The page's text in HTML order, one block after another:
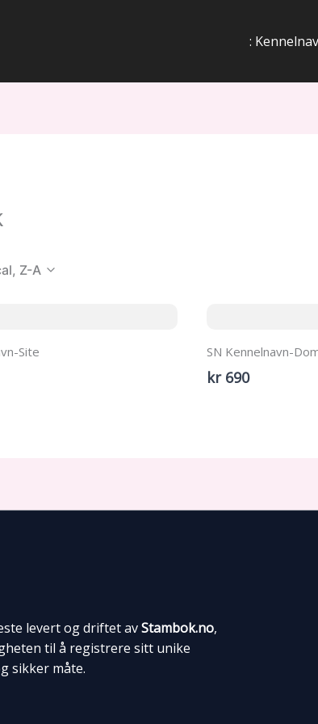
:
Z-A
Site SN Kennelnavn-
kr 690
levert og driftet avStambok.no,
til å registrere sitt unike
sikker måte.